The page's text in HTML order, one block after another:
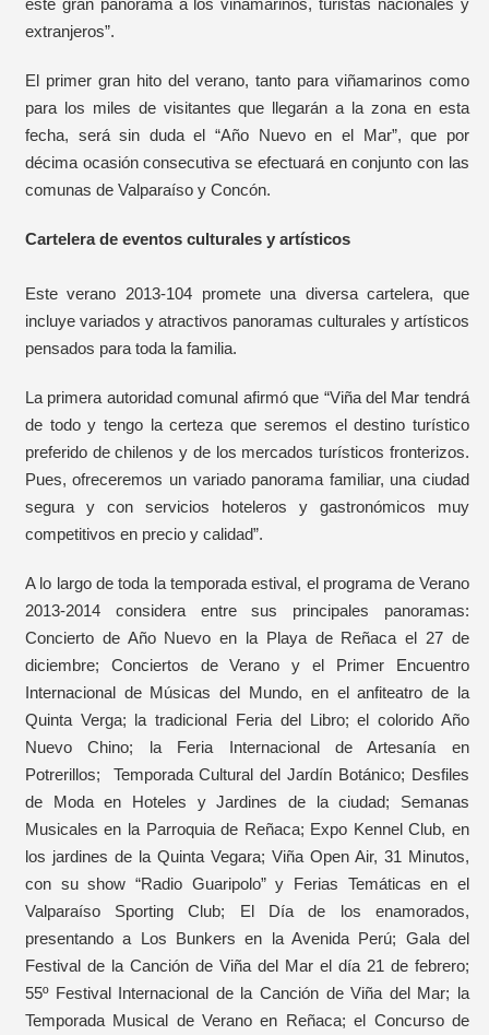
este gran panorama a los viñamarinos, turistas nacionales y
extranjeros”.
El primer gran hito del verano, tanto para viñamarinos como
para los miles de visitantes que llegarán a la zona en esta
fecha, será sin duda el “Año Nuevo en el Mar”, que por
décima ocasión consecutiva se efectuará en conjunto con las
comunas de Valparaíso y Concón.
Cartelera de eventos culturales y artísticos
Este verano 2013-104 promete una diversa cartelera, que
incluye variados y atractivos panoramas culturales y artísticos
pensados para toda la familia.
La primera autoridad comunal afirmó que “Viña del Mar tendrá
de todo y tengo la certeza que seremos el destino turístico
preferido de chilenos y de los mercados turísticos fronterizos.
Pues, ofreceremos un variado panorama familiar, una ciudad
segura y con servicios hoteleros y gastronómicos muy
competitivos en precio y calidad”.
A lo largo de toda la temporada estival, el programa de Verano
2013-2014 considera entre sus principales panoramas:
Concierto de Año Nuevo en la Playa de Reñaca el 27 de
diciembre; Conciertos de Verano y el Primer Encuentro
Internacional de Músicas del Mundo, en el anfiteatro de la
Quinta Verga; la tradicional Feria del Libro; el colorido Año
Nuevo Chino; la Feria Internacional de Artesanía en
Potrerillos; Temporada Cultural del Jardín Botánico; Desfiles
de Moda en Hoteles y Jardines de la ciudad; Semanas
Musicales en la Parroquia de Reñaca; Expo Kennel Club, en
los jardines de la Quinta Vegara; Viña Open Air, 31 Minutos,
con su show “Radio Guaripolo” y Ferias Temáticas en el
Valparaíso Sporting Club; El Día de los enamorados,
presentando a Los Bunkers en la Avenida Perú; Gala del
Festival de la Canción de Viña del Mar el día 21 de febrero;
55º Festival Internacional de la Canción de Viña del Mar; la
Temporada Musical de Verano en Reñaca; el Concurso de